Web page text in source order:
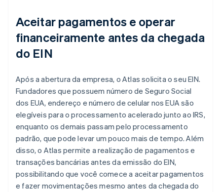
Aceitar pagamentos e operar
financeiramente antes da chegada
do EIN
Após a abertura da empresa, o Atlas solicita o seu EIN.
Fundadores que possuem número de Seguro Social
dos EUA, endereço e número de celular nos EUA são
elegíveis para o processamento acelerado junto ao IRS,
enquanto os demais passam pelo processamento
padrão, que pode levar um pouco mais de tempo. Além
disso, o Atlas permite a realização de pagamentos e
transações bancárias antes da emissão do EIN,
possibilitando que você comece a aceitar pagamentos
e fazer movimentações mesmo antes da chegada do